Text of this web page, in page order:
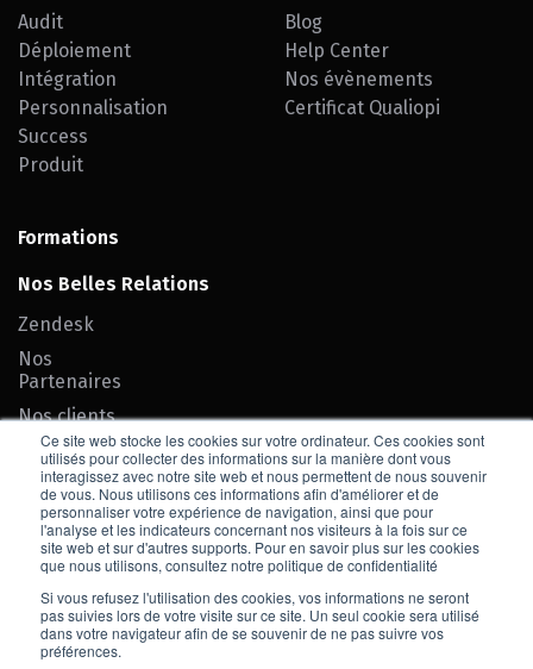
Ce site web stocke les cookies sur votre ordinateur. Ces cookies sont
utilisés pour collecter des informations sur la manière dont vous
interagissez avec notre site web et nous permettent de nous souvenir
de vous. Nous utilisons ces informations afin d'améliorer et de
personnaliser votre expérience de navigation, ainsi que pour
l'analyse et les indicateurs concernant nos visiteurs à la fois sur ce
site web et sur d'autres supports. Pour en savoir plus sur les cookies
que nous utilisons, consultez notre politique de confidentialité
Si vous refusez l'utilisation des cookies, vos informations ne seront
pas suivies lors de votre visite sur ce site. Un seul cookie sera utilisé
dans votre navigateur afin de se souvenir de ne pas suivre vos
préférences.
Audit
Déploiement
Intégration
Personnalisation
Success
Produit
Formations
Nos Belles Relations
Zendesk
Nos
Partenaires
Nos clients
Team SEIF
Contact
Nous rejoindre
Blog
Help Center
Nos évènements
Certificat Qualiopi